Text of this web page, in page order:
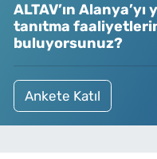
ALTAV’ın
tanıtma
buluyorsunuz?
Ankete Katıl